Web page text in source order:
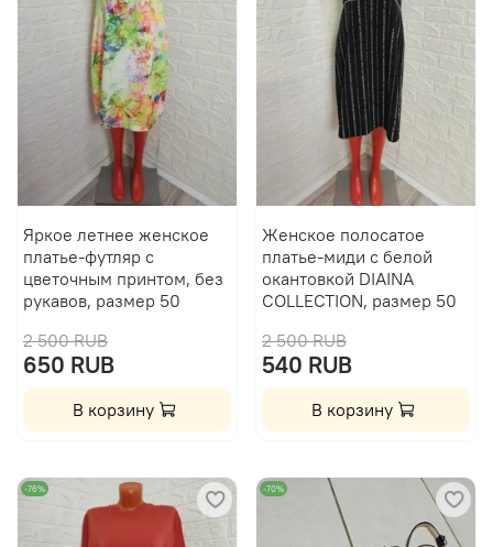
Яркое летнее женское
платье-футляр с
цветочным принтом, без
рукавов, размер 50
2 500 RUB
650 RUB
В корзину
Женское полосатое
платье-миди с белой
окантовкой DIAINA
COLLECTION, размер 50
2 500 RUB
540 RUB
В корзину
-76% -70%